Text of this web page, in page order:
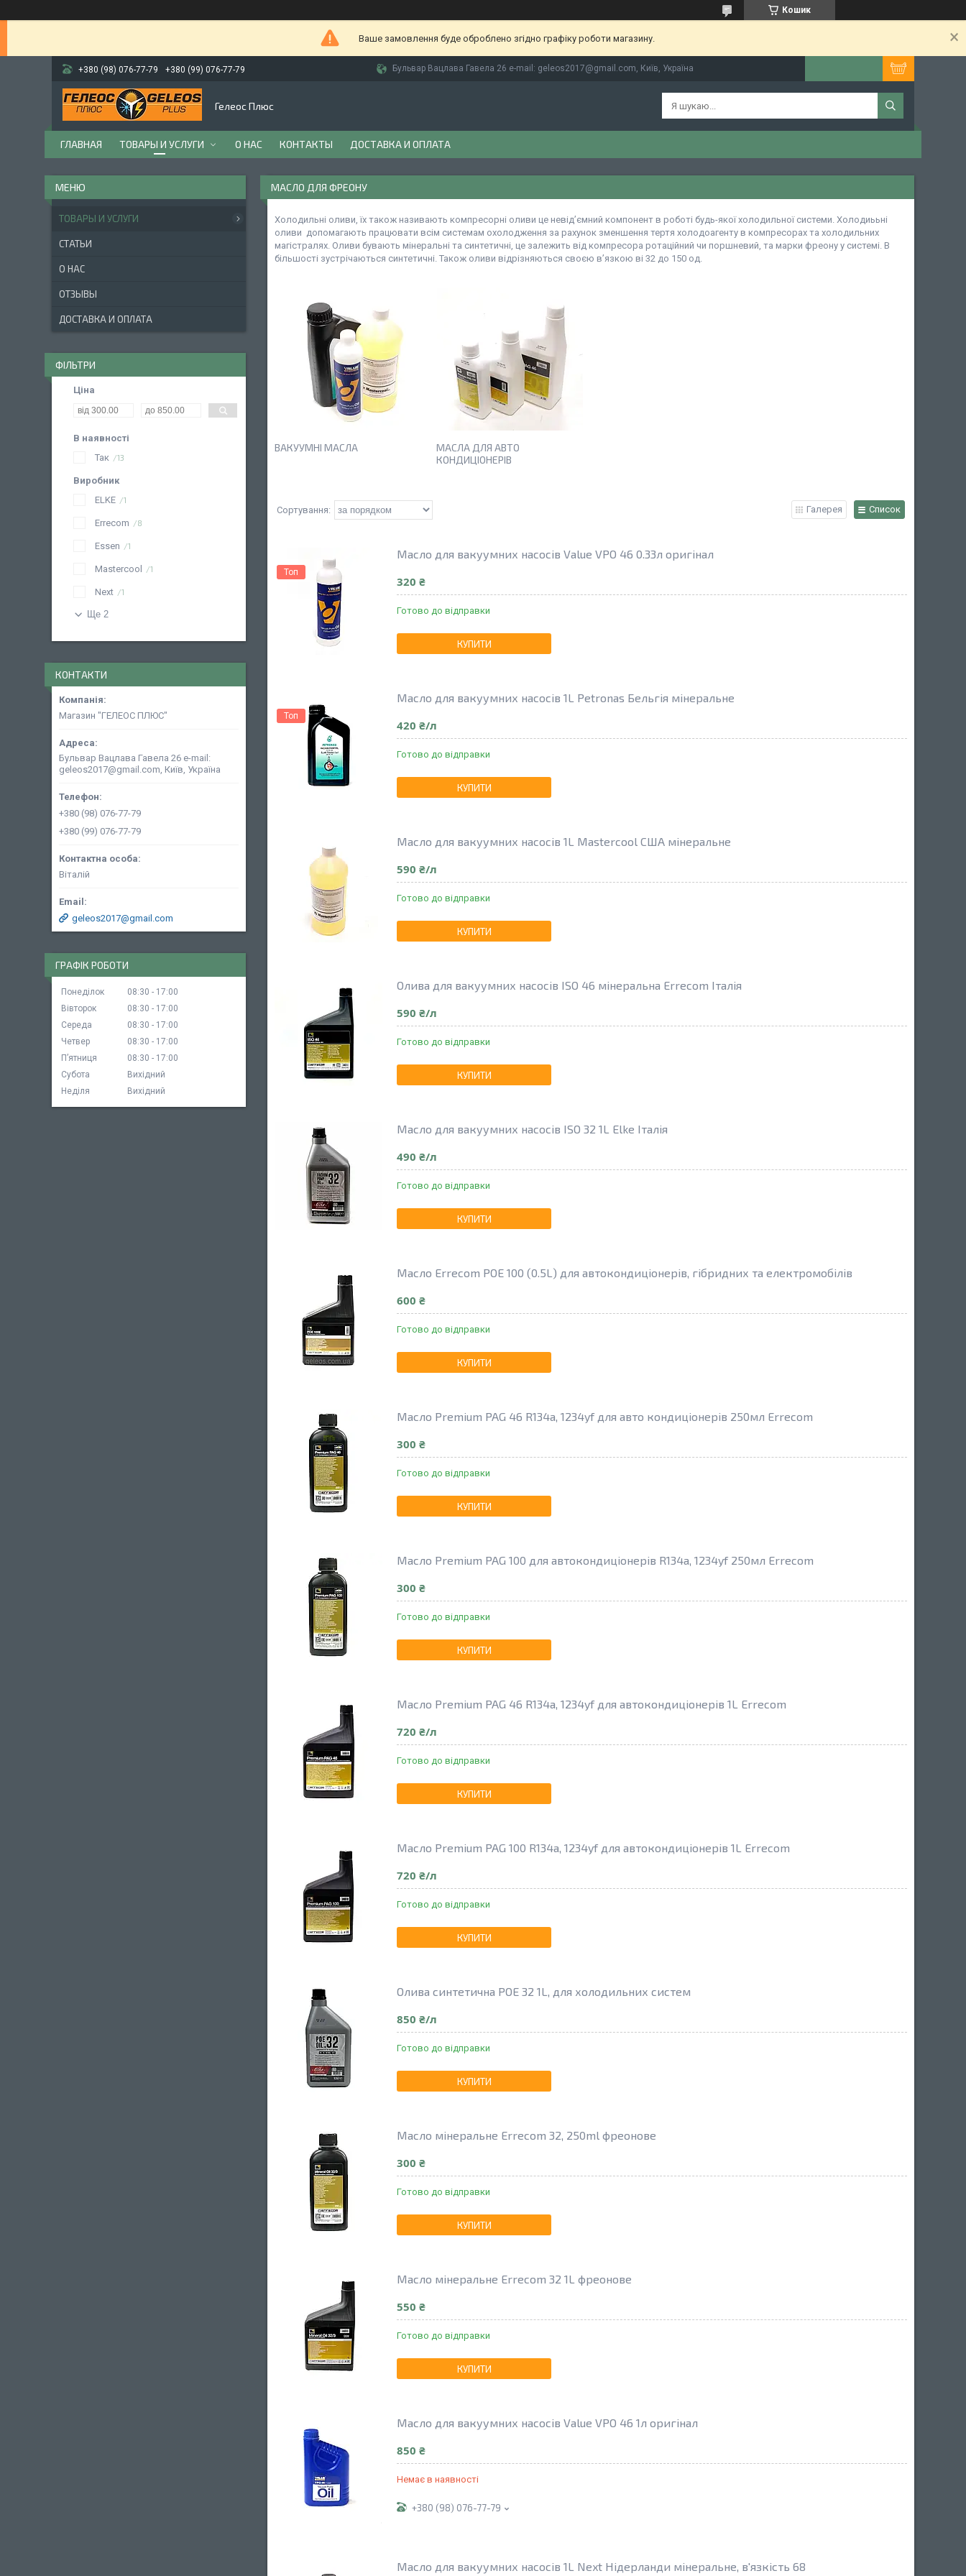
Кошик
Ваше замовлення буде оброблено згідно графіку роботи магазину.
+380 (98) 076-77-79 +380 (99) 076-77-79 Бульвар Вацлава Гавела 26 e-mail: geleos2017@gmail.com, Київ, Україна
Гелеос Плюс
ГЛАВНАЯ ТОВАРЫ И УСЛУГИ О НАС КОНТАКТЫ ДОСТАВКА И ОПЛАТА
МАСЛО ДЛЯ ФРЕОНУ
Холодильні оливи, їх також називають компресорні оливи це невідʼємний компонент в роботі будь-якої холодильної системи. Холодиььні
оливи допомагають працювати всім системам охолодження за рахунок зменшення тертя холодоагенту в компресорах та холодильних
магістралях. Оливи бувають мінеральні та синтетичні, це залежить від компресора ротаційний чи поршневий, та марки фреону у системі. В
більшості зустрічаються синтетичні. Також оливи відрізняються своєю вʼязкою ві 32 до 150 од.
ВАКУУМНІ МАСЛА
МАСЛА ДЛЯ АВТО
КОНДИЦІОНЕРІВ
Галерея Список
Топ
Масло для вакуумних насосів Value VPO 46 0.33л оригінал
320 ₴
Готово до відправки
КУПИТИ
Топ
Масло для вакуумних насосів 1L Petronas Бельгія мінеральне
420 ₴/л
Готово до відправки
КУПИТИ
Масло для вакуумних насосів 1L Mastercool США мінеральне
590 ₴/л
Готово до відправки
КУПИТИ
Олива для вакуумних насосів ISO 46 мінеральна Errecom Італія
590 ₴/л
Готово до відправки
КУПИТИ
Масло для вакуумних насосів ISO 32 1L Elke Італія
490 ₴/л
Готово до відправки
КУПИТИ
Масло Errecom POE 100 (0.5L) для автокондиціонерів, гібридних та електромобілів
600 ₴
Готово до відправки
КУПИТИ
Масло Premium PAG 46 R134a, 1234yf для авто кондиціонерів 250мл Errecom
300 ₴
Готово до відправки
КУПИТИ
Масло Premium PAG 100 для автокондиціонерів R134a, 1234yf 250мл Errecom
300 ₴
Готово до відправки
КУПИТИ
Масло Premium PAG 46 R134a, 1234yf для автокондиціонерів 1L Errecom
720 ₴/л
Готово до відправки
КУПИТИ
Масло Premium PAG 100 R134a, 1234yf для автокондиціонерів 1L Errecom
720 ₴/л
Готово до відправки
КУПИТИ
Олива синтетична POE 32 1L, для холодильних систем
850 ₴/л
Готово до відправки
КУПИТИ
Масло мінеральне Errecom 32, 250ml фреонове
300 ₴
Готово до відправки
КУПИТИ
Масло мінеральне Errecom 32 1L фреонове
550 ₴
Готово до відправки
КУПИТИ
Масло для вакуумних насосів Value VPO 46 1л оригінал
850 ₴
Немає в наявності
+380 (98) 076-77-79
Масло для вакуумних насосів 1L Next Нідерланди мінеральне, в'язкість 68
ТОВАРЫ И УСЛУГИ
СТАТЬИ
О НАС
ОТЗЫВЫ
ДОСТАВКА И ОПЛАТА
ФІЛЬТРИ
Ціна
В наявності
Так
13
Виробник
ELKE
1
Errecom 8
Essen 1
Mastercool 1
Next 1
Ще 2
КОНТАКТИ
Магазин "ГЕЛЕОС ПЛЮС"
Бульвар Вацлава Гавела 26 e-mail:
geleos2017@gmail.com, Київ, Україна
+380 (98) 076-77-79
+380 (99) 076-77-79
Віталій
geleos2017@gmail.com
ГРАФІК РОБОТИ
Понеділок 08:30
17:00
Вівторок
08:30
17:00
Середа
08:30
17:00
Четвер
08:30
17:00
Пʼятниця
08:30
17:00
Субота
Вихідний
Неділя
Вихідний